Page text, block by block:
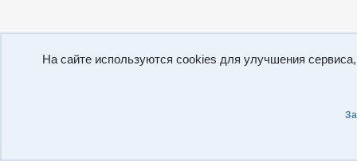
На сайте используются cookies для улучшения